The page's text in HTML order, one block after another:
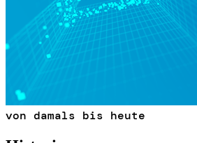
von damals bis heute